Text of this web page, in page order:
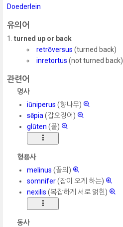
Doederlein
유의어
turned up or back
retrōversus (turned back)
inretortus (not turned back)
관련어
명사
iūniperus (향나무)
sēpia (갑오징어)
glūten (풀)
형용사
melinus (꿀의)
somnifer(잠이 오게 하는)
nexilis (복잡하게 서로 얽힌)
동사